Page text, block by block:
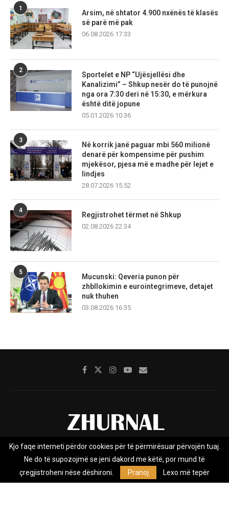
1
Arsim, në shtator 4.900 nxënës të klasës
së parë më pak
06.08.2026 17:33
2
Sportelet e NP “Ujësjellësi dhe
Kanalizimi” – Shkup nesër do të punojnë
nga ora 7:30 deri në 15:30, e mërkura
është ditë jopune
05.01.2026 10:36
3
Në korrik janë paguar mbi 560 milionë
denarë për kompensime për pushim
mjekësor, pjesa më e madhe për lejet e
lindjes
28.07.2026 15:52
4
Regjistrohet tërmet në Shkup
02.08.2026 22:34
5
Mucunski: Qeveria punon për
zhbllokimin e eurointegrimeve, detajet
nuk thuhen
03.08.2026 16:35
Rreth nesh Impresumi Marketing
Kontakt
Privacy Policy
Zhurnal.mk është Agjenci e Lajmeve e pavarur, e themeluar në vitin
Kjo faqe interneti përdor cookies për të përmirësuar përvojën tuaj.
Ne do të supozojmë se jeni dakord me këtë, por mund të
çregjistroheni nëse dëshironi.
Pranoj Lexo më tepër